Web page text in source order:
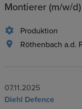
Montierer (m/w/
Produktion
Röthenbach a.d.
07.11.2025
Diehl Defence